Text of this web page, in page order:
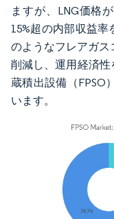
ますが、LNG価格
15%超の内部収益率
のようなフレアガス
削減し、運用経済性
蔵積出設備（FPSO
います。